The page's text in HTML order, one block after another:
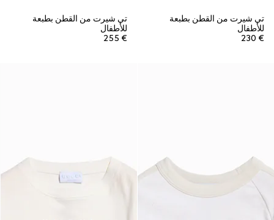
تي شيرت من القطن بطبعة
للأطفال
€ 230
تي شيرت من القطن بطبعة
للأطفال
€ 255